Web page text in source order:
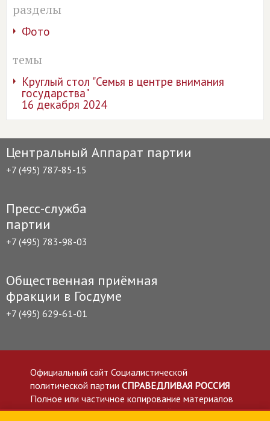
разделы
Фото
темы
Круглый стол "Семья в центре внимания
государства"
16 декабря 2024
Центральный Аппарат партии
+7 (495) 787-85-15
Пресс-служба
партии
+7 (495) 783-98-03
Общественная приёмная
фракции в Госдуме
+7 (495) 629-61-01
Официальный сайт Социалистической
политической партии СПРАВЕДЛИВАЯ РОССИЯ
Полное или частичное копирование материалов
приветствуется со ссылкой на сайт spravedlivo.ru